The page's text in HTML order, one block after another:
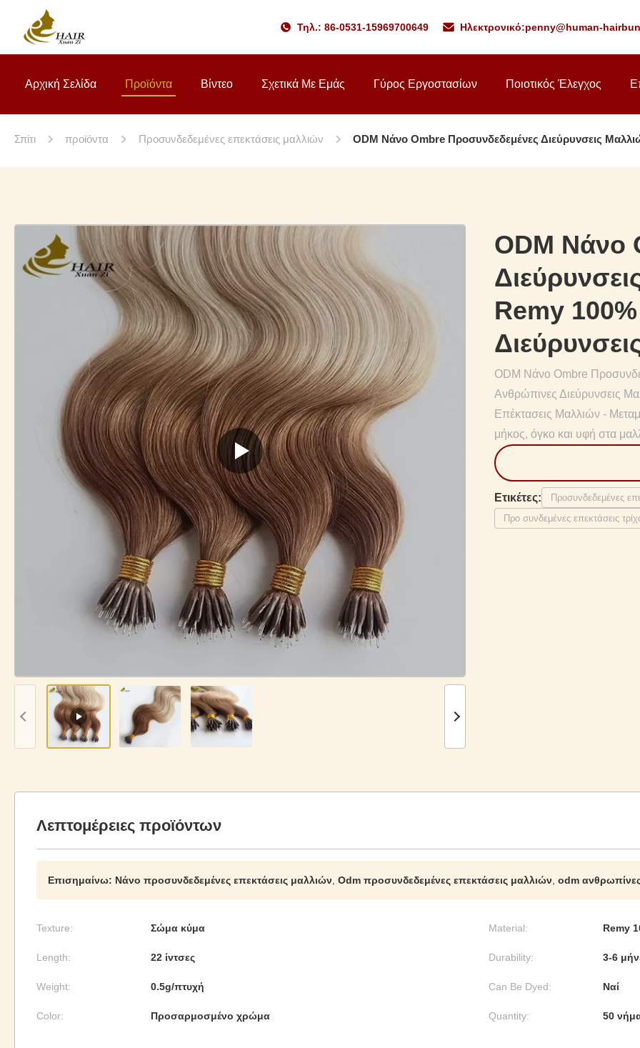
Τηλ.: 86-0531-15969700649 Ηλεκτρονικό:penny@human-
Αρχική Σελίδα Προϊόντα Βίντεο Σχετικά Με Εμάς Γύρος Εργοστασίων Ποιοτικός Έλεγχος
Σπίτι προϊόντα Προσυνδεδεμένες επεκτάσεις μαλλιών ODM Νάνο Ombre Προσυνδεδεμένες Διεύρυνσεις
ODM Νάνο
Remy
ODM Νάνο Ombre
Ανθρώπινες Διεύρυνσεις
Επέκτασεις Μαλλιών -
μήκος, όγκο και υφή στα
Ετικέτες: Προσυνδεδεμένες
Προ συνδεμένες επεκτάσεις
Λεπτομέρειες προϊόντων
Επισημαίνω: Νάνο προσυνδεδεμένες επεκτάσεις μαλλιών Odm προσυνδεδεμένες επεκτάσεις μαλλιών odm
Texture: Σώμα κύμα Material: Remy
Length: 22 ίντσες Durability: 3-6
Weight: 0.5g/πτυχή Can Be Dyed: Ναί
Color: Προσαρμοσμένο χρώμα Quantity: 50